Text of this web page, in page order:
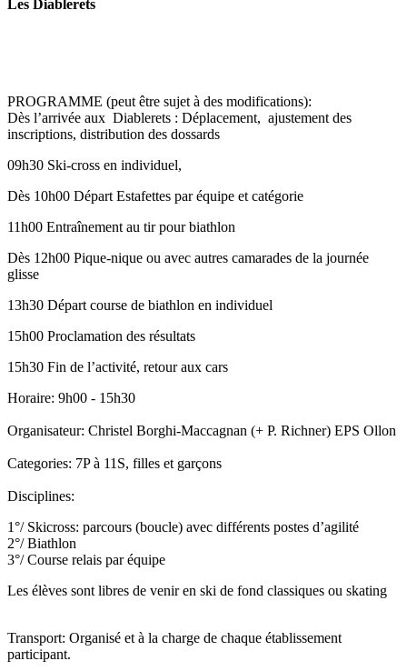
Les Diablerets
PROGRAMME (peut être sujet à des modifications):
Dès l’arrivée aux Diablerets : Déplacement, ajustement des
inscriptions, distribution des dossards
09h30 Ski-cross en individuel,
Dès 10h00 Départ Estafettes par équipe et catégorie
11h00 Entraînement au tir pour biathlon
Dès 12h00 Pique-nique ou avec autres camarades de la journée
glisse
13h30 Départ course de biathlon en individuel
15h00 Proclamation des résultats
15h30 Fin de l’activité, retour aux cars
Horaire: 9h00 - 15h30
Organisateur: Christel Borghi-Maccagnan (+ P. Richner) EPS Ollon
Categories: 7P à 11S, filles et garçons
Disciplines:
1°/ Skicross: parcours (boucle) avec différents postes d’agilité
2°/ Biathlon
3°/ Course relais par équipe
Les élèves sont libres de venir en ski de fond classiques ou skating
Transport: Organisé et à la charge de chaque établissement
participant.